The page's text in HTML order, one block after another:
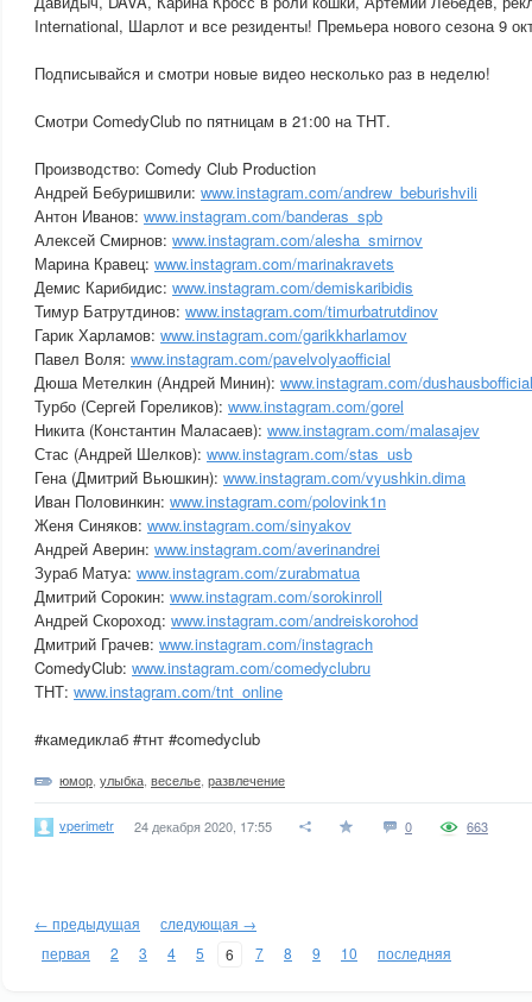
International, Шарлот и все резиденты! Премьера нового сезона 9
Подписывайся и смотри новые видео несколько раз в неделю!
Смотри ComedyClub по пятницам в 21:00 на ТНТ.
Производство: Comedy Club Production
Андрей Бебуришвили: www.instagram.com/andrew_beburishvili
Антон Иванов: www.instagram.com/banderas_spb
Алексей Смирнов: www.instagram.com/alesha_smirnov
Марина Кравец: www.instagram.com/marinakravets
Демис Карибидис: www.instagram.com/demiskaribidis
Тимур Батрутдинов: www.instagram.com/timurbatrutdinov
Гарик Харламов: www.instagram.com/garikkharlamov
Павел Воля: www.instagram.com/pavelvolyaofficial
Дюша Метелкин (Андрей Минин): www.instagram.com/dushausbofficial
Турбо (Сергей Гореликов): www.instagram.com/gorel
Никита (Константин Маласаев): www.instagram.com/malasajev
Стас (Андрей Шелков): www.instagram.com/stas_usb
Гена (Дмитрий Вьюшкин): www.instagram.com/vyushkin.dima
Иван Половинкин: www.instagram.com/polovink1n
Женя Синяков: www.instagram.com/sinyakov
Андрей Аверин: www.instagram.com/averinandrei
Зураб Матуа: www.instagram.com/zurabmatua
Дмитрий Сорокин: www.instagram.com/sorokinroll
Андрей Скороход: www.instagram.com/andreiskorohod
Дмитрий Грачев: www.instagram.com/instagrach
ComedyClub: www.instagram.com/comedyclubru
ТНТ: www.instagram.com/tnt_online
#камедиклаб #тнт #comedyclub
юмор улыбка веселье развлечение
vperimetr 24 декабря 2020, 17:55 0 663
← предыдущая
следующая →
первая
2 3 4 5 6 7 8 9 10 последняя